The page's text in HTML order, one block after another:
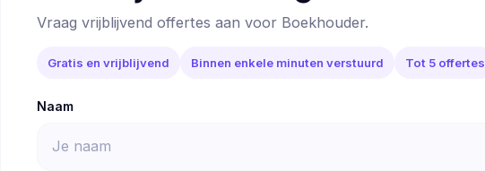
Vraag vrijblijvend offertes aan voor Boekhouder.
Gratis en vrijblijvend Binnen enkele minuten verstuurd Tot 5 offertes
Naam